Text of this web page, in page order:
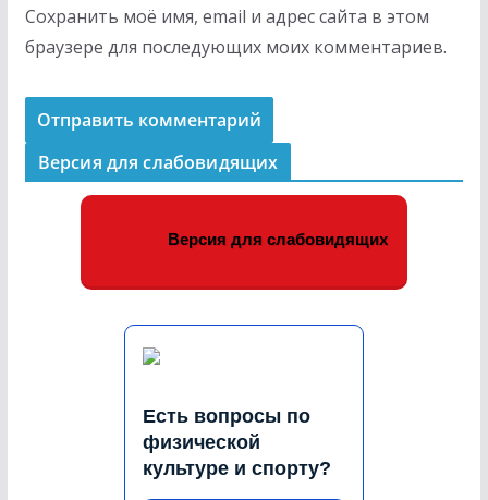
Сохранить моё имя, email и адрес сайта в этом
браузере для последующих моих комментариев.
Версия для слабовидящих
Версия для слабовидящих
Есть вопросы по
физической
культуре и спорту?